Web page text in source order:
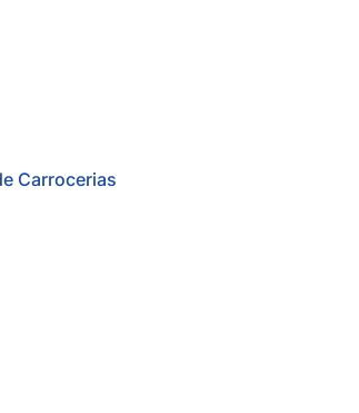
Carrocerias